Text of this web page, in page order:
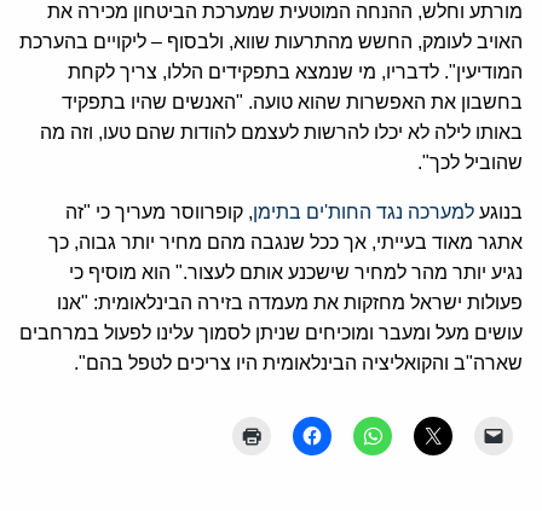
מורתע וחלש, ההנחה המוטעית שמערכת הביטחון מכירה את
האויב לעומק, החשש מהתרעות שווא, ולבסוף – ליקויים בהערכת
המודיעין". לדבריו, מי שנמצא בתפקידים הללו, צריך לקחת
בחשבון את האפשרות שהוא טועה. "האנשים שהיו בתפקיד
באותו לילה לא יכלו להרשות לעצמם להודות שהם טעו, וזה מה
שהוביל לכך".
בנוגע למערכה נגד החות'ים בתימן, קופרווסר מעריך כי "זה
אתגר מאוד בעייתי, אך ככל שנגבה מהם מחיר יותר גבוה, כך
נגיע יותר מהר למחיר שישכנע אותם לעצור." הוא מוסיף כי
פעולות ישראל מחזקות את מעמדה בזירה הבינלאומית: "אנו
עושים מעל ומעבר ומוכיחים שניתן לסמוך עלינו לפעול במרחבים
שארה"ב והקואליציה הבינלאומית היו צריכים לטפל בהם".